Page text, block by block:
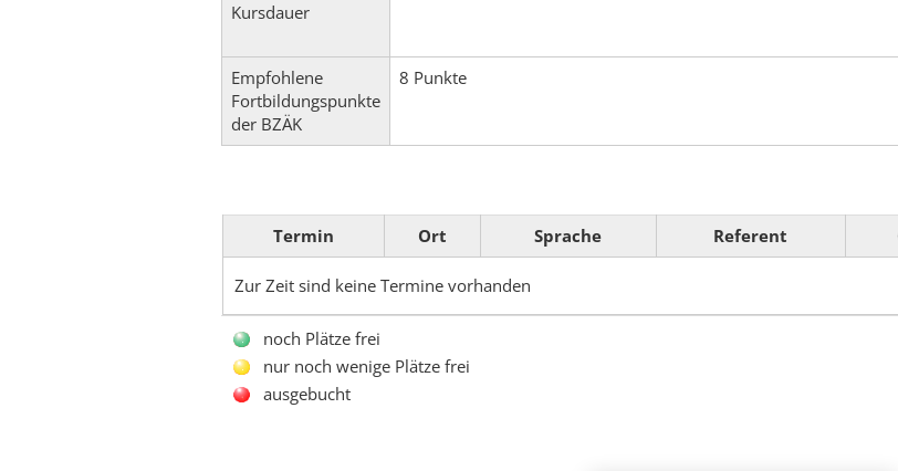
Kursdauer
Empfohlene
Fortbildungspunkte
der BZÄK
8 Punkte
Termin Ort Sprache Referent
Zur Zeit sind keine Termine vorhanden
noch Plätze frei
nur noch wenige Plätze frei
ausgebucht